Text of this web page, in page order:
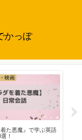
かっぽ
映画
休日』で学ぶ日常会話
フ4選